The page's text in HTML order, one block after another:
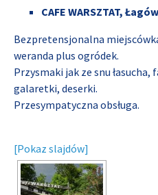
CAFE WARSZTAT, Łagów
Bezpretensjonalna
weranda plus ogródek.
Przysmaki jak ze snu
galaretki, deserki.
Przesympatyczna obsługa.
[Pokaz slajdów]